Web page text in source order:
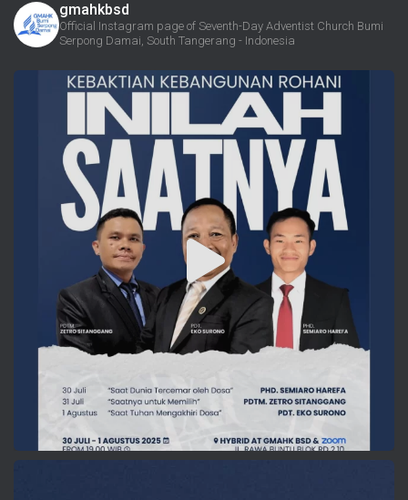
gmahkbsd
Official Instagram page of Seventh-Day Adventist Church Bumi
Serpong Damai, South Tangerang - Indonesia